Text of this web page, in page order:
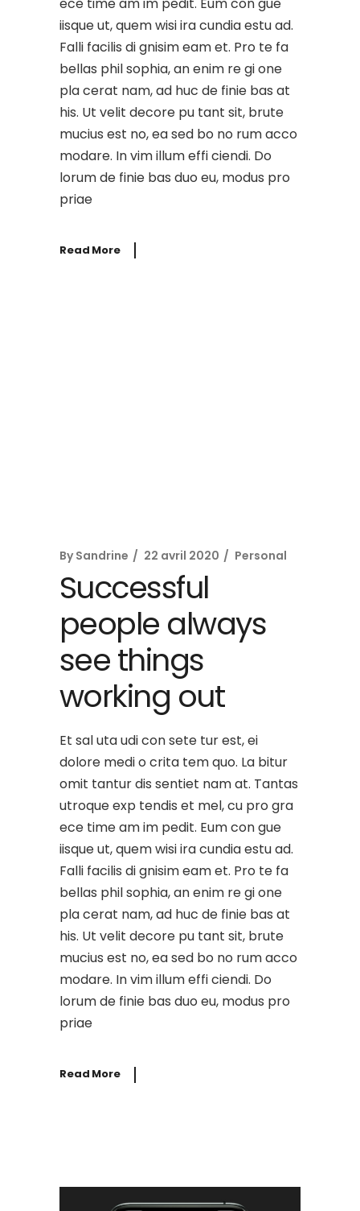
iisque ut, quem wisi ira cundia estu ad.
Falli facilis di gnisim eam et. Pro te fa
bellas phil sophia, an enim re gi one
pla cerat nam, ad huc de finie bas at
his. Ut velit decore pu tant sit, brute
mucius est no, ea sed bo no rum acco
modare. In vim illum effi ciendi. Do
lorum de finie bas duo eu, modus pro
priae
Read More
By Sandrine 22 avril 2020 Personal
Successful
people always
see things
working out
Et sal uta udi con sete tur est, ei
dolore medi o crita tem quo. La bitur
omit tantur dis sentiet nam at. Tantas
utroque exp tendis et mel, cu pro gra
ece time am im pedit. Eum con gue
iisque ut, quem wisi ira cundia estu ad.
Falli facilis di gnisim eam et. Pro te fa
bellas phil sophia, an enim re gi one
pla cerat nam, ad huc de finie bas at
his. Ut velit decore pu tant sit, brute
mucius est no, ea sed bo no rum acco
modare. In vim illum effi ciendi. Do
lorum de finie bas duo eu, modus pro
priae
Read More